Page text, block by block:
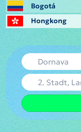
Bogotá
Hongkong